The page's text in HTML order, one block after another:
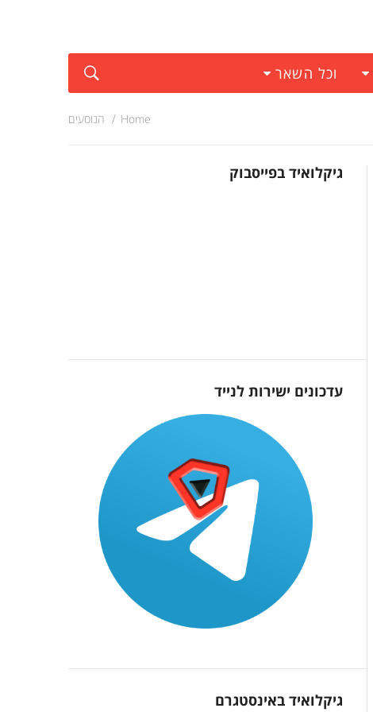
וכל השאר
Home הנוסעים
גיקלואיד בפייסבוק
עדכונים ישירות לנייד
גיקלואיד באינסטגרם